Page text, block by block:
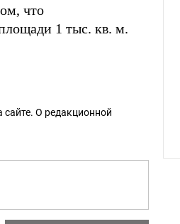
что
1 тыс. кв. м.
сайте. О редакционной